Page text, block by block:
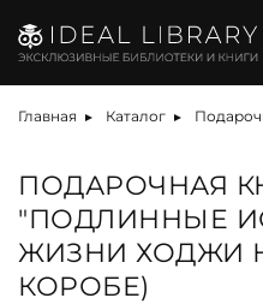
Главная Каталог
ПОДАРОЧНАЯ
"ПОДЛИННЫЕ
ЖИЗНИ ХОДЖИ
КОРОБЕ)